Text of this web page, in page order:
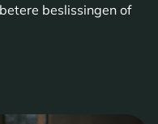
beslissingen of